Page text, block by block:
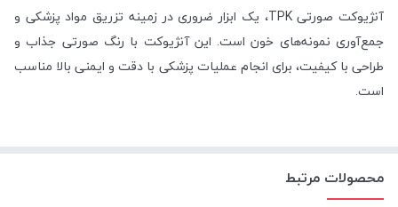
آنژیوکت صورتی TPK، یک ابزار ضروری در زمینه تزریق مواد پزشکی و
جمع‌آوری نمونه‌های خون است. این آنژیوکت با رنگ صورتی جذاب و
طراحی با کیفیت، برای انجام عملیات پزشکی با دقت و ایمنی بالا مناسب
است.
محصولات مرتبط